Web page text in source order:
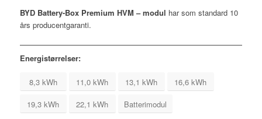
BYD Battery-Box Premium HVM – modul har som standard 10
års producentgaranti.
Energistørrelser:
8,3 kWh 11,0 kWh 13,1 kWh
16,6 kWh
19,3 kWh
22,1 kWh Batterimodul